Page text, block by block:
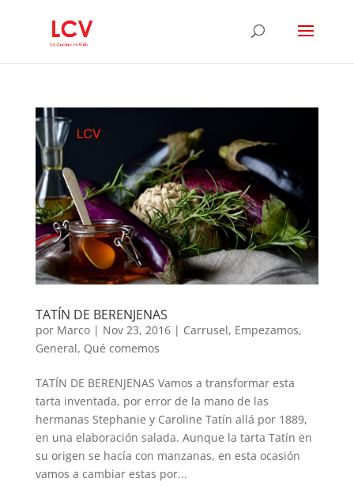
TATÍN DE BERENJENAS
por Marco| Nov 23, 2016| Carrusel, Empezamos,
General, Qué comemos
TATÍN DE BERENJENAS Vamos a transformar esta
tarta inventada, por error de la mano de las
hermanas Stephanie y Caroline Tatín allá por 1889,
en una elaboración salada. Aunque la tarta Tatín en
su origen se hacía con manzanas, en esta ocasión
vamos a cambiar estas por...